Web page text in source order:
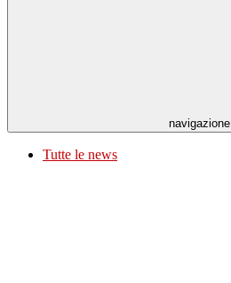
navigazione
Tutte le news